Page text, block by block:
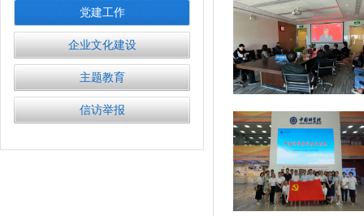
党建工作
企业文化建设
主题教育
信访举报